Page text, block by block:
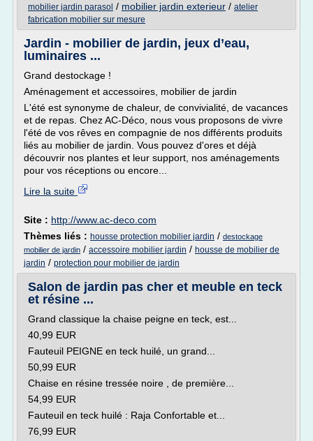
mobilier jardin parasol / mobilier jardin exterieur / atelier
fabrication mobilier sur mesure
Jardin - mobilier de jardin, jeux d’eau,
luminaires ...
Grand destockage !
Aménagement et accessoires, mobilier de jardin
L'été est synonyme de chaleur, de convivialité, de vacances
et de repas. Chez AC-Déco, nous vous proposons de vivre
l'été de vos rêves en compagnie de nos différents produits
liés au mobilier de jardin. Vous pouvez d'ores et déjà
découvrir nos plantes et leur support, nos aménagements
pour vos réceptions ou encore...
Lire la suite
Site : http://www.ac-deco.com
Thèmes liés : housse protection mobilier jardin / destockage
mobilier de jardin / accessoire mobilier jardin / housse de mobilier de
jardin / protection pour mobilier de jardin
Salon de jardin pas cher et meuble en teck
et résine ...
Grand classique la chaise peigne en teck, est...
40,99 EUR
Fauteuil PEIGNE en teck huilé, un grand...
50,99 EUR
Chaise en résine tressée noire , de première...
54,99 EUR
Fauteuil en teck huilé : Raja Confortable et...
76,99 EUR